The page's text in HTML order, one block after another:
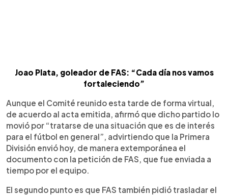
Joao Plata, goleador de FAS: “Cada día nos vamos
fortaleciendo”
Aunque el Comité reunido esta tarde de forma virtual,
de acuerdo al acta emitida, afirmó que dicho partido lo
movió por “tratarse de una situación que es de interés
para el fútbol en general”, advirtiendo que la Primera
División envió hoy, de manera extemporánea el
documento con la petición de FAS, que fue enviada a
tiempo por el equipo.
El segundo punto es que FAS también pidió trasladar el